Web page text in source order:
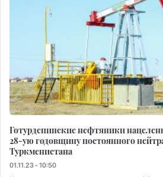
Готурдепинские нефтяники
28-ую годовщину постоянного
Туркменистана
01.11.23 - 10:50